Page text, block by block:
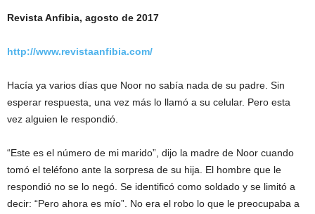
Revista Anfibia, agosto de 2017
http://www.revistaanfibia.com/
Hacía ya varios días que Noor no sabía nada de su padre. Sin
esperar respuesta, una vez más lo llamó a su celular. Pero esta
vez alguien le respondió.
“Este es el número de mi marido”, dijo la madre de Noor cuando
tomó el teléfono ante la sorpresa de su hija. El hombre que le
respondió no se lo negó. Se identificó como soldado y se limitó a
decir: “Pero ahora es mío”. No era el robo lo que le preocupaba a